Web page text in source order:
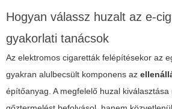
Hogyan válassz huzalt az e-
gyakorlati tanácsok
Az elektromos cigaretták felépítésekor az
gyakran alulbecsült komponens az
építőanyag. A megfelelő huzal